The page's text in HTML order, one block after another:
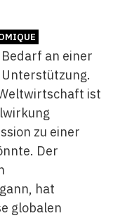
an einer
ist
zu einer
Der
hat
globalen